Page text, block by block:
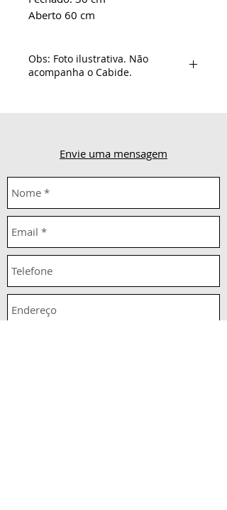
Aberto 60 cm
Obs: Foto ilustrativa. Não
acompanha o Cabide.
Envie uma mensagem